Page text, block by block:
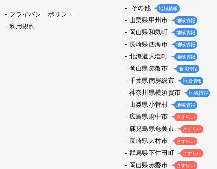
プライバシーポリシー
利用規約
その他 地域情報
山梨県甲州市 地域情報
岡山県和気町 地域情報
長崎県西海市 地域情報
北海道天塩町 地域情報
岡山県赤磐市. 地域情報
千葉県南房総市 地域情報
神奈川県横須賀市 地域情報
山梨県小菅村 地域情報
広島県府中市 さすらい
鹿児島県奄美市 さすらい
長崎県大村市 さすらい
群馬県下仁田町 さすらい
岡山県赤磐市 さすらい